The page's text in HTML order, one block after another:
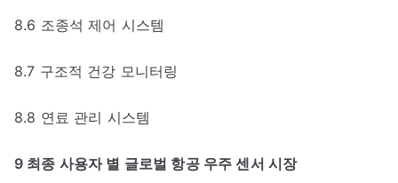
8.6 조종석 제어 시스템
8.7 구조적 건강 모니터링
8.8 연료 관리 시스템
9 최종 사용자 별 글로벌 항공 우주 센서 시장